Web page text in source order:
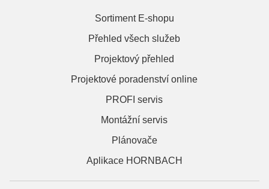
Sortiment E-shopu
Přehled všech služeb
Projektový přehled
Projektové poradenství online
PROFI servis
Montážní servis
Plánovače
Aplikace HORNBACH